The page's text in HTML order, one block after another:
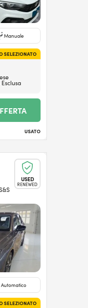
Manuale
SELEZIONATO
Esclusa
USATO
USED
RENEWED
Automatico
SELEZIONATO